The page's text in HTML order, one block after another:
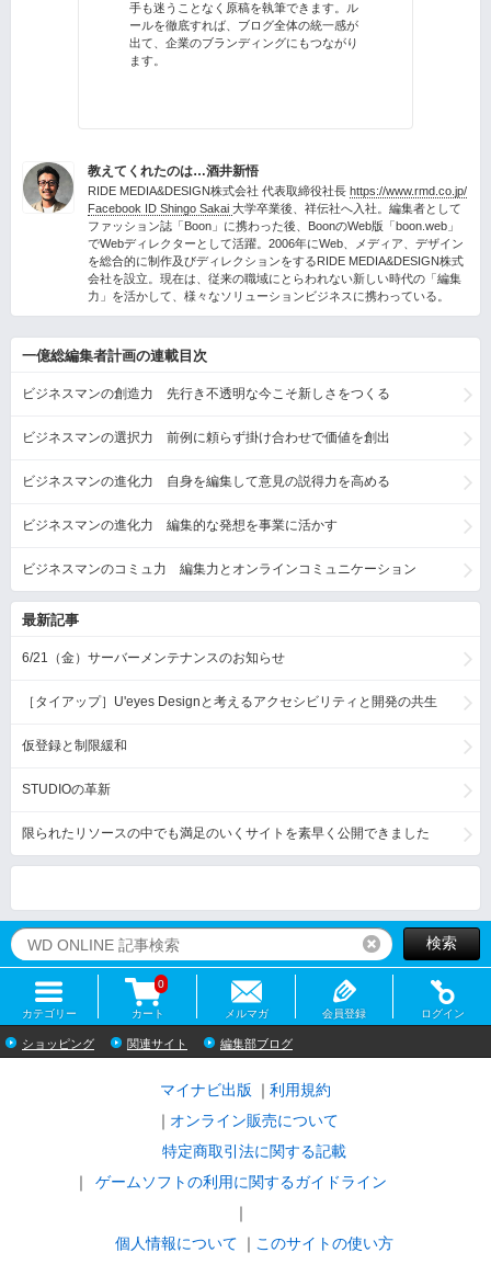
手も迷うことなく原稿を執筆できます。ル
ールを徹底すれば、ブログ全体の統一感が
出て、企業のブランディングにもつながり
ます。
教えてくれたのは…酒井新悟
RIDE MEDIA&DESIGN株式会社 代表取締役社長 https://www.rmd.co.jp/
Facebook ID Shingo Sakai 大学卒業後、祥伝社へ入社。編集者として
ファッション誌「Boon」に携わった後、BoonのWeb版「boon.web」
でWebディレクターとして活躍。2006年にWeb、メディア、デザイン
を総合的に制作及びディレクションをするRIDE MEDIA&DESIGN株式
会社を設立。現在は、従来の職域にとらわれない新しい時代の「編集
力」を活かして、様々なソリューションビジネスに携わっている。
一億総編集者計画の連載目次
ビジネスマンの創造力 先行き不透明な今こそ新しさをつくる
ビジネスマンの選択力 前例に頼らず掛け合わせで価値を創出
ビジネスマンの進化力 自身を編集して意見の説得力を高める
ビジネスマンの進化力 編集的な発想を事業に活かす
ビジネスマンのコミュ力 編集力とオンラインコミュニケーション
最新記事
6/21（金）サーバーメンテナンスのお知らせ
［タイアップ］U'eyes Designと考えるアクセシビリティと開発の共生
仮登録と制限緩和
STUDIOの革新
限られたリソースの中でも満足のいくサイトを素早く公開できました
リセット検索
カテゴリー カート
0
メルマガ 会員登録 ログイン
ショッピング 関連サイト 編集部ブログ
マイナビ出版
利用規約
オンライン販売について
特定商取引法に関する記載
ゲームソフトの利用に関するガイドライン
｜
個人情報について
このサイトの使い方